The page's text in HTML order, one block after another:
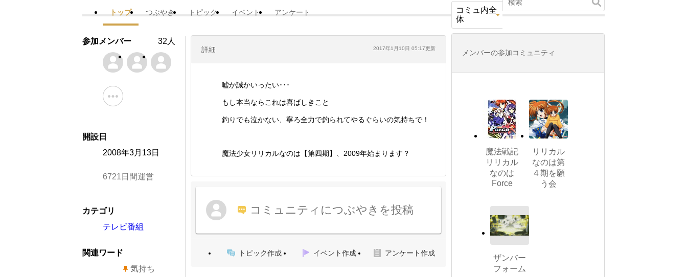
トップ つぶやき トピック イベント アンケート
コミュ内全
体
詳細 2017年1月10日 05:17更新
嘘か誠かいったい･･･
もし本当ならこれは喜ばしきこと
釣りでも泣かない、寧ろ全力で釣られてやるぐらいの気持ちで！
魔法少女リリカルなのは【第四期】、2009年始まります？
コミュニティにつぶやきを投稿
トピック作成 イベント作成 アンケート作成
参加メンバー 32人
開設日
2008年3月13日
6721日間運営
カテゴリ
テレビ番組
関連ワード
気持ち
メンバーの参加コミュニティ
魔法戦記
リリカル
なのは
Force
リリカル
なのは第
４期を願
う会
ザンバー
フォーム